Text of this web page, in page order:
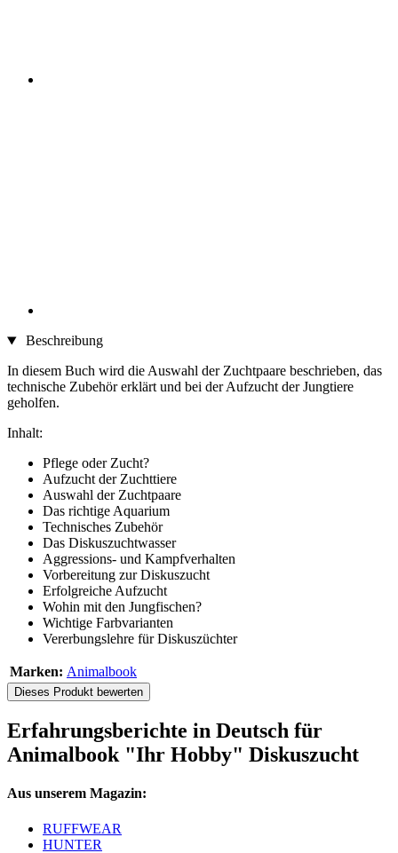
Beschreibung
In diesem Buch wird die Auswahl der Zuchtpaare beschrieben, das
technische Zubehör erklärt und bei der Aufzucht der Jungtiere
geholfen.
Inhalt:
Pflege oder Zucht?
Aufzucht der Zuchttiere
Auswahl der Zuchtpaare
Das richtige Aquarium
Technisches Zubehör
Das Diskuszuchtwasser
Aggressions- und Kampfverhalten
Vorbereitung zur Diskuszucht
Erfolgreiche Aufzucht
Wohin mit den Jungfischen?
Wichtige Farbvarianten
Vererbungslehre für Diskuszüchter
Marken: Animalbook
Dieses Produkt bewerten
Erfahrungsberichte in Deutsch für
Animalbook "Ihr Hobby" Diskuszucht
Aus unserem Magazin:
RUFFWEAR
HUNTER